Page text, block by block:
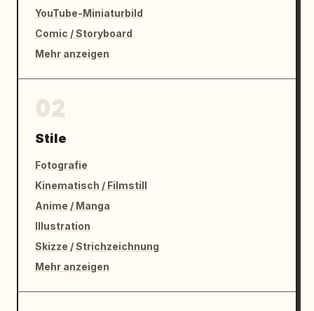
YouTube-Miniaturbild
Comic / Storyboard
Mehr anzeigen
Stile
Fotografie
Kinematisch / Filmstill
Anime / Manga
Illustration
Skizze / Strichzeichnung
Mehr anzeigen